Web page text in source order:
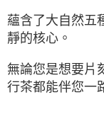
蘊含了大自然五
靜的核心。
無論您是想要片
行茶都能伴您一